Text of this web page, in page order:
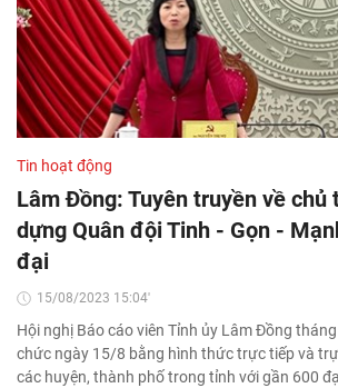
Tin hoạt động
Lâm Đồng: Tuyên truyền về chủ
dựng Quân đội Tinh - Gọn -
đại
15/08/2023 15:04'
Hội nghị Báo cáo viên Tỉnh ủy Lâm Đồng
chức ngày 15/8 bằng hình thức trực tiếp và
các huyện, thành phố trong tỉnh với gần 600